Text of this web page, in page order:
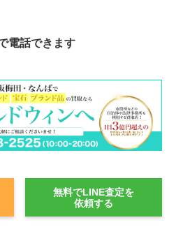
電話できます
無料でLINE査定を
依頼する